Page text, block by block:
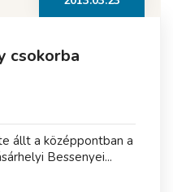
csokorba
állt a középpontban a
Bessenyei...